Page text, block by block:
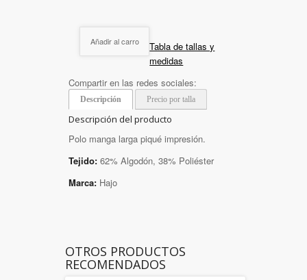
Añadir al carro
Tabla de tallas y
medidas
Compartir en las redes sociales:
Descripción Precio por talla
Descripción del producto
Polo manga larga piqué impresión.
Tejido: 62% Algodón, 38% Poliéster
Marca: Hajo
OTROS PRODUCTOS
RECOMENDADOS